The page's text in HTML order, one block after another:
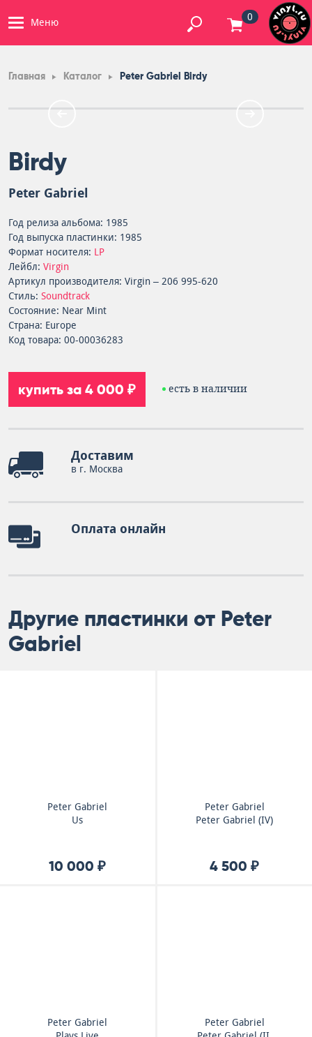
Меню 0
Главная Каталог Peter Gabriel Birdy
Birdy
Peter Gabriel
Год релиза альбома: 1985
Год выпуска пластинки: 1985
Формат носителя: LP
Лейбл: Virgin
Артикул производителя: Virgin – 206 995-620
Стиль: Soundtrack
Состояние: Near Mint
Страна: Europe
Код товара: 00-00036283
купить за 4 000 ₽ есть в наличии
Доставим
в г. Москва
Оплата онлайн
Другие пластинки от Peter
Gabriel
Peter Gabriel
Us
10 000 ₽
Peter Gabriel
Peter Gabriel (IV)
4 500 ₽
Peter Gabriel
Peter Gabriel